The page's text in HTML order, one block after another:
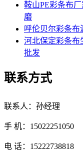
鞍山PE彩条布
磨
呼伦贝尔彩条布
河北保定彩条布
批发
联系方式
联系人：孙经理
手 机：15022251050
电 话：15222738818